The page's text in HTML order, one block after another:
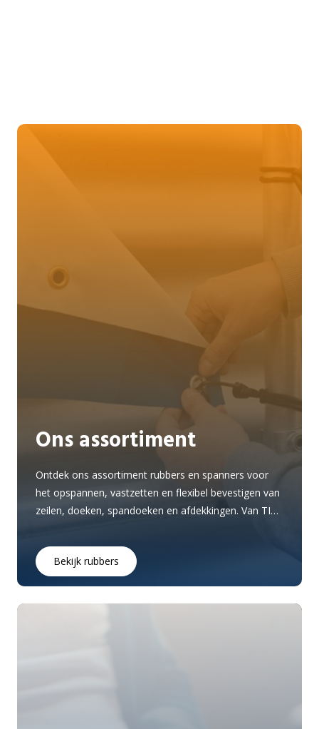
Ons assortiment
Ontdek ons assortiment rubbers en spanners voor
het opspannen, vastzetten en flexibel bevestigen van
zeilen, doeken, spandoeken en afdekkingen. Van TIR
rubbers, Fjong rubbers en verschillende spanners
voor praktische bevestigingstoepassingen.
Bekijk rubbers